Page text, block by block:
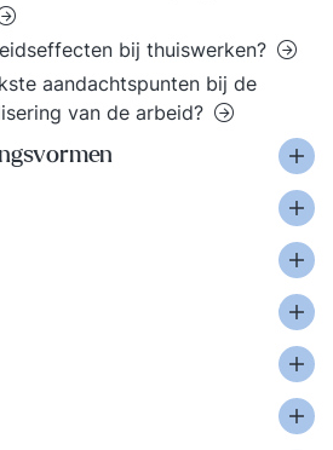
bij thuiswerken?
aandachtspunten bij de
van de arbeid?